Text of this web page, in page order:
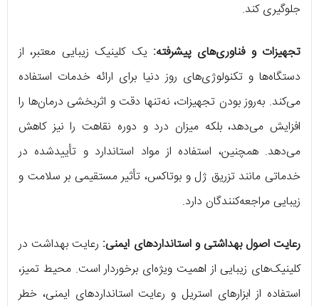
جلوگیری کند.
تجهیزات و فناوری‌های پیشرفته: یک کلینیک زیبایی معتبر، از
دستگاه‌ها و تکنولوژی‌های روز دنیا برای ارائه خدمات استفاده
می‌کند. به‌روز بودن تجهیزات، نه‌تنها دقت و اثربخشی درمان‌ها را
افزایش می‌دهد، بلکه میزان درد و دوره نقاهت را نیز کاهش
می‌دهد. همچنین، استفاده از مواد استاندارد و تأییدشده در
خدماتی مانند تزریق ژل و بوتاکس، تأثیر مستقیمی بر سلامت و
زیبایی مراجعه‌کنندگان دارد.
رعایت اصول بهداشتی و استانداردهای ایمنی: رعایت بهداشت در
کلینیک‌های زیبایی از اهمیت ویژه‌ای برخوردار است. محیط تمیز،
استفاده از ابزارهای استریل و رعایت استانداردهای ایمنی، خطر